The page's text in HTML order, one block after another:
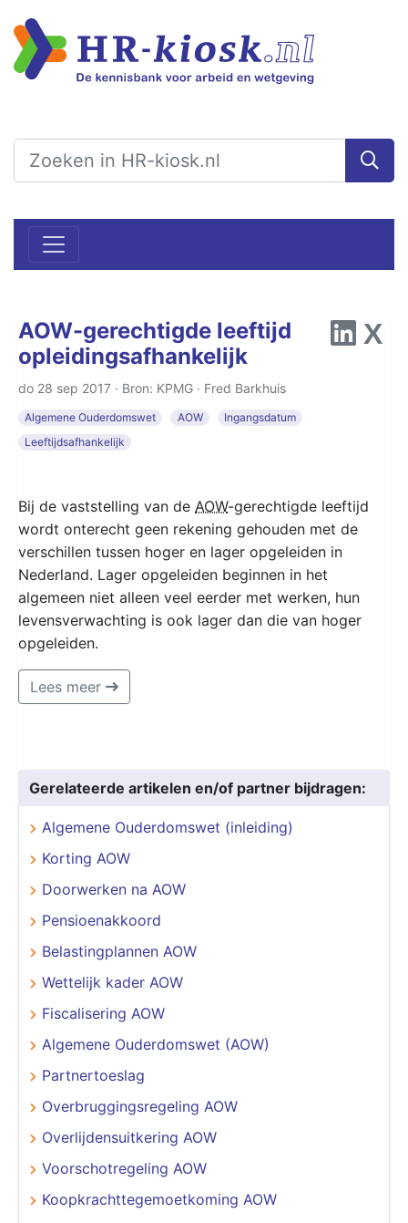
AOW-gerechtigde leeftijd
opleidingsafhankelijk
do 28 sep 2017 · Bron: KPMG · Fred Barkhuis
Algemene Ouderdomswet AOW
Ingangsdatum
Leeftijdsafhankelijk
Bij de vaststelling van de AOW-gerechtigde leeftijd
wordt onterecht geen rekening gehouden met de
verschillen tussen hoger en lager opgeleiden in
Nederland. Lager opgeleiden beginnen in het
algemeen niet alleen veel eerder met werken, hun
levensverwachting is ook lager dan die van hoger
opgeleiden.
Lees meer
Gerelateerde artikelen en/of partner bijdragen:
Algemene Ouderdomswet (inleiding)
Korting AOW
Doorwerken na AOW
Pensioenakkoord
Belastingplannen AOW
Wettelijk kader AOW
Fiscalisering AOW
Algemene Ouderdomswet (AOW)
Partnertoeslag
Overbruggingsregeling AOW
Overlijdensuitkering AOW
Voorschotregeling AOW
Koopkrachttegemoetkoming AOW